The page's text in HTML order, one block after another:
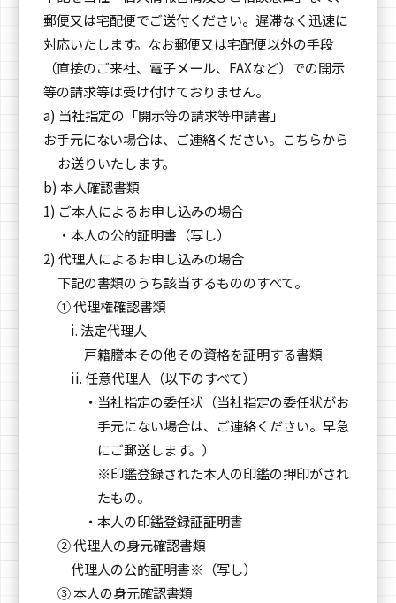
郵便又は宅配便でご送付ください。遅滞なく迅速に
対応いたします。なお郵便又は宅配便以外の手段
（直接のご来社、電子メール、FAXなど）での開示
等の請求等は受け付けておりません。
a) 当社指定の「開示等の請求等申請書」
お手元にない場合は、ご連絡ください。こちらから
お送りいたします。
b) 本人確認書類
1) ご本人によるお申し込みの場合
・本人の公的証明書（写し）
2) 代理人によるお申し込みの場合
下記の書類のうち該当するもののすべて。
① 代理権確認書類
i. 法定代理人
戸籍謄本その他その資格を証明する書類
ii. 任意代理人（以下のすべて）
・当社指定の委任状（当社指定の委任状がお
手元にない場合は、ご連絡ください。早急
にご郵送します。）
※印鑑登録された本人の印鑑の押印がされ
たもの。
・本人の印鑑登録証証明書
② 代理人の身元確認書類
代理人の公的証明書※（写し）
③ 本人の身元確認書類